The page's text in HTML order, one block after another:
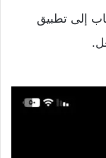
إلى تطبيق